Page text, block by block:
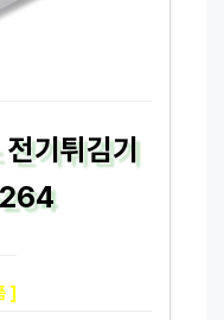
기튀김기
]